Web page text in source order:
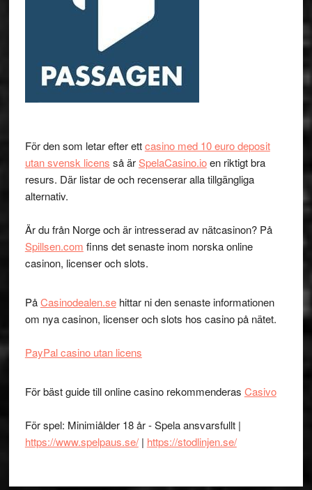
För den som letar efter ettcasino med 10 euro deposit
utan svensk licens så ärSpelaCasino.ioen riktigt bra
resurs. Där listar de och recenserar alla tillgängliga
alternativ.
Är du från Norge och är intresserad av nätcasinon? På
Spillsen.com finns det senaste inom norska online
casinon, licenser och slots.
PåCasinodealen.sehittar ni den senaste informationen
om nya casinon, licenser och slots hos casino på nätet.
PayPal casino utan licens
För bäst guide till online casino rekommenderas Casivo
För spel: Minimiålder 18 år - Spela ansvarsfullt |
https://www.spelpaus.se/| https://stodlinjen.se/